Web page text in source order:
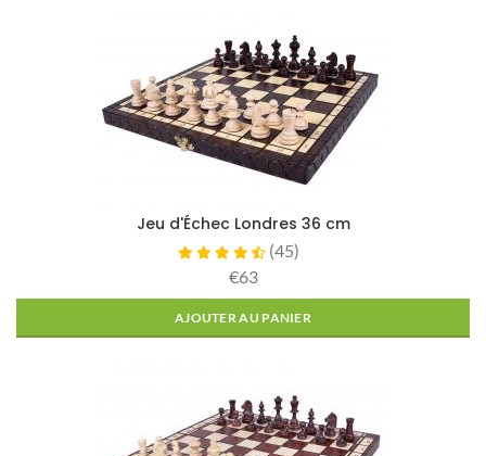
Jeu d'Échec Londres 36 cm
(45)
€63
AJOUTER AU PANIER